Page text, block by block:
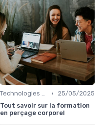
Technologies et informatique •
25/05/2025
Tout savoir sur la formation
en perçage corporel